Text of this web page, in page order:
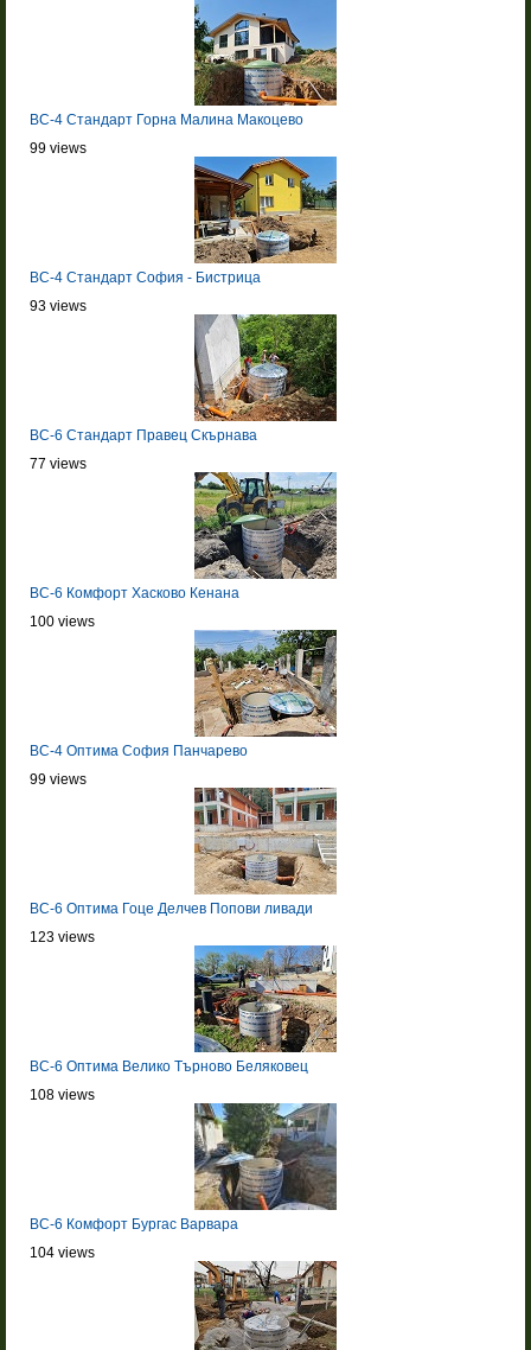
BC-4 Стандарт Горна Малина Макоцево
99 views
BC-4 Стандарт София - Бистрица
93 views
BC-6 Стандарт Правец Скърнава
77 views
BC-6 Комфорт Хасково Кенана
100 views
BC-4 Оптима София Панчарево
99 views
BC-6 Оптима Гоце Делчев Попови ливади
123 views
BC-6 Оптима Велико Търново Беляковец
108 views
BC-6 Комфорт Бургас Варвара
104 views